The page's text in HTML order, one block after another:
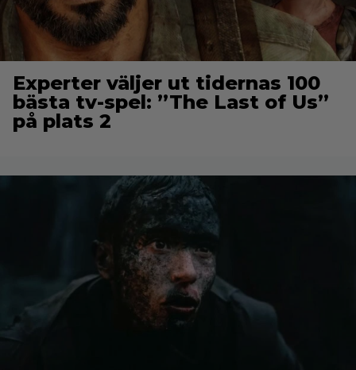
Experter väljer ut tidernas 100
bästa tv-spel: ”The Last of Us”
på plats 2